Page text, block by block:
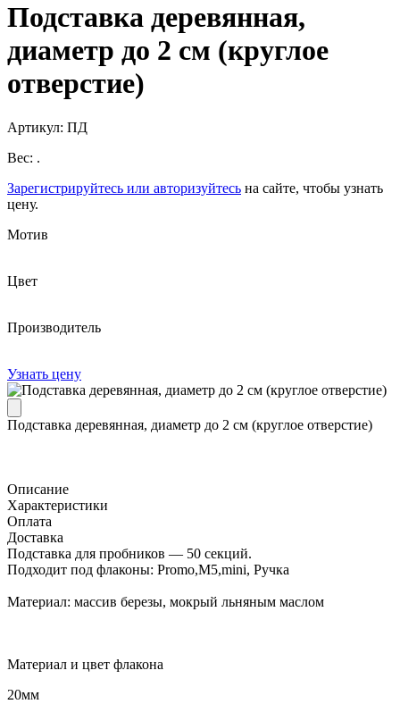
Подставка деревянная,
диаметр до 2 см (круглое
отверстие)
Артикул: ПД
Вес: .
Зарегистрируйтесь или авторизуйтесь на сайте, чтобы узнать
цену.
Мотив
Цвет
Производитель
Узнать цену
Подставка деревянная, диаметр до 2 см (круглое отверстие)
Описание
Характеристики
Оплата
Доставка
Подставка для пробников — 50 секций.
Подходит под флаконы: Promo,М5,mini, Ручка
Материал: массив березы, мокрый льняным маслом
Материал и цвет флакона
20мм